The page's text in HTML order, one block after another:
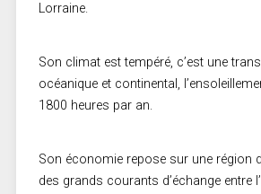
Lorraine.
Son climat est tempéré, c’est une
océanique et continental,
1800 heures par an.
Son économie repose sur une région
des grands courants d’échange entre